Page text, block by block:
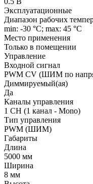
Эксплуатационные
Диапазон рабочих
min: -30 °C; max: 45 °C
Место применения
Только в помещении
Управление
Входной сигнал
PWM СV (ШИМ по
Диммируемый(ая)
Да
Каналы управления
1 CH (1 канал - Mono)
Тип управления
PWM (ШИМ)
Габариты
Длина
5000 мм
Ширина
8 мм